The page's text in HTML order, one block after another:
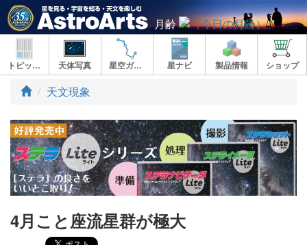
月齢
トピックス 天体写真 星空ガイド 星ナビ 製品情報 ショップ
ト
プ
天文現象
4月こと座流星群が極大